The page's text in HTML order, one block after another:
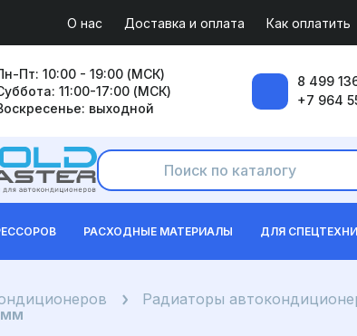
О нас Доставка и оплата Как оплатить
Пт: 10:00 - 19:00 (МСК)
11:00-17:00 (МСК)
выходной
8 499
+7 964
РАСХОДНЫЕ МАТЕРИАЛЫ ДЛЯ
Радиаторы